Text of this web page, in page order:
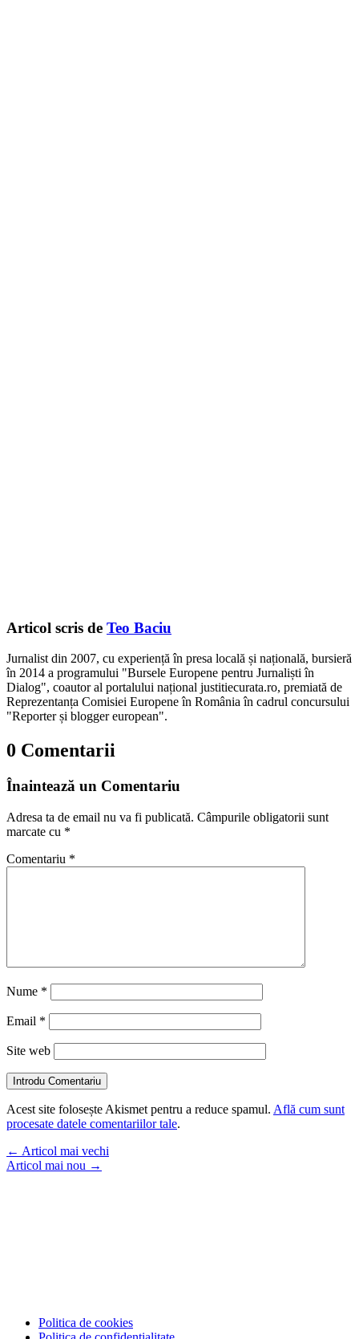
Articol scris de Teo Baciu
Jurnalist din 2007, cu experiență în presa locală și națională, bursieră
în 2014 a programului "Bursele Europene pentru Jurnaliști în
Dialog", coautor al portalului național justitiecurata.ro, premiată de
Reprezentanța Comisiei Europene în România în cadrul concursului
"Reporter și blogger european".
0 Comentarii
Înaintează un Comentariu
Adresa ta de email nu va fi publicată. Câmpurile obligatorii sunt
marcate cu *
Comentariu *
Nume *
Email *
Site web
Introdu Comentariu
Acest site folosește Akismet pentru a reduce spamul. Află cum sunt
procesate datele comentariilor tale.
← Articol mai vechi
Articol mai nou →
Politica de cookies